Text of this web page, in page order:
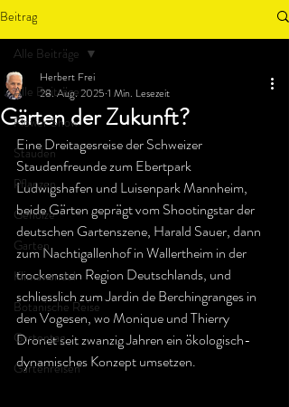
Beitrag
Alle Beiträge
Flower Show
Stauden
Pflanzen
Gehölze
Garten
Klimawandel
Botanische Reise
Gartentag
Gartenreisen
Alle Beiträge
Gärten der Zukunft?
Herbert Frei
28. Aug. 2025 1 Min. Lesezeit
Eine Dreitagesreise der Schweizer
Staudenfreunde zum Ebertpark
Ludwigshafen und Luisenpark Mannheim,
beide Gärten geprägt vom Shootingstar der
deutschen Gartenszene, Harald Sauer, dann
zum Nachtigallenhof in Wallertheim in der
trockensten Region Deutschlands, und
schliesslich zum Jardin de Berchingranges in
den Vogesen, wo Monique und Thierry
Dronet seit zwanzig Jahren ein ökologisch-
dynamisches Konzept umsetzen.